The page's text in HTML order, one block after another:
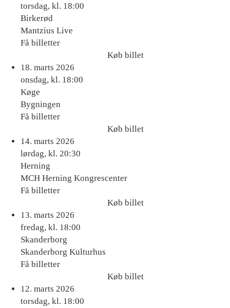
billet
torsdag, kl. 18:00
Birkerød
Mantzius Live
Få billetter
Køb billet
Køb
billet
18. marts 2026
onsdag, kl. 18:00
Køge
Bygningen
Få billetter
Køb billet
Køb
billet
14. marts 2026
lørdag, kl. 20:30
Herning
MCH Herning Kongrescenter
Få billetter
Køb billet
Køb
billet
13. marts 2026
fredag, kl. 18:00
Skanderborg
Skanderborg Kulturhus
Få billetter
Køb billet
Køb
billet
12. marts 2026
torsdag, kl. 18:00